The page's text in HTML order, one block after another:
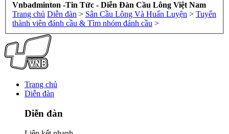
Vnbadminton -Tin Tức - Diễn Đàn Cầu Lông Việt Nam
Trang chủ Diễn đàn > Sân Cầu Lông Và Huấn Luyện > Tuyển
thành viên đánh cầu & Tìm nhóm đánh cầu >
Trang chủ
Diễn đàn
Diễn đàn